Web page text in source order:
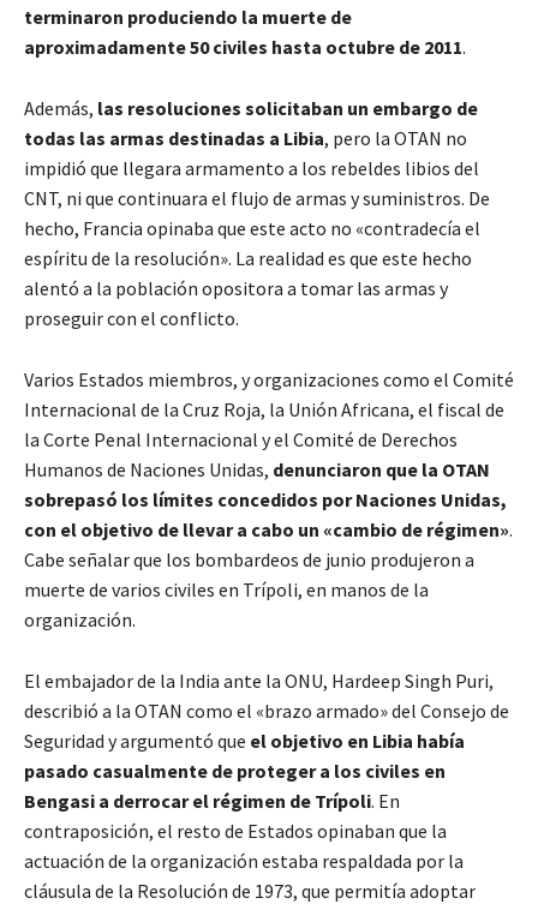
terminaron produciendo la muerte de
aproximadamente 50 civiles hasta octubre de 2011.
Además, las resoluciones solicitaban un embargo de
todas las armas destinadas a Libia, pero la OTAN no
impidió que llegara armamento a los rebeldes libios del
CNT, ni que continuara el flujo de armas y suministros. De
hecho, Francia opinaba que este acto no «contradecía el
espíritu de la resolución». La realidad es que este hecho
alentó a la población opositora a tomar las armas y
proseguir con el conflicto.
Varios Estados miembros, y organizaciones como el Comité
Internacional de la Cruz Roja, la Unión Africana, el fiscal de
la Corte Penal Internacional y el Comité de Derechos
Humanos de Naciones Unidas, denunciaron que la OTAN
sobrepasó los límites concedidos por Naciones Unidas,
con el objetivo de llevar a cabo un «cambio de régimen».
Cabe señalar que los bombardeos de junio produjeron a
muerte de varios civiles en Trípoli, en manos de la
organización.
El embajador de la India ante la ONU, Hardeep Singh Puri,
describió a la OTAN como el «brazo armado» del Consejo de
Seguridad y argumentó que el objetivo en Libia había
pasado casualmente de proteger a los civiles en
Bengasi a derrocar el régimen de Trípoli. En
contraposición, el resto de Estados opinaban que la
actuación de la organización estaba respaldada por la
cláusula de la Resolución de 1973, que permitía adoptar